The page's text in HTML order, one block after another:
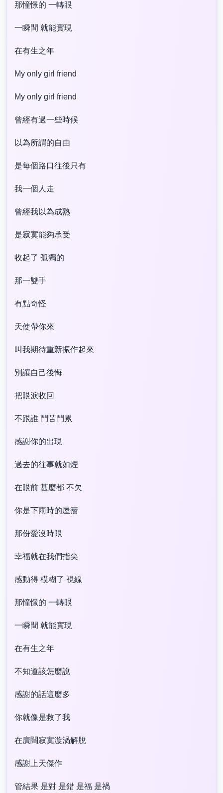
那憧憬的 一轉眼
一瞬間 就能實現
在有生之年
My only girl friend
My only girl friend
曾經有過一些時候
以為所謂的自由
是每個路口往後只有
我一個人走
曾經我以為成熟
是寂寞能夠承受
收起了 孤獨的
那一雙手
有點奇怪
天使帶你來
叫我期待重新振作起來
別讓自己後悔
把眼淚收回
不跟誰 鬥苦鬥累
感謝你的出現
過去的往事就如煙
在眼前 甚麼都 不欠
你是下雨時的屋簷
那份愛沒時限
幸福就在我們指尖
感動得 模糊了 視線
那憧憬的 一轉眼
一瞬間 就能實現
在有生之年
不知道該怎麼說
感謝的話這麼多
你就像是救了我
在廣闊寂寞漩渦解脫
感謝上天傑作
管結果 是對 是錯 是福 是禍